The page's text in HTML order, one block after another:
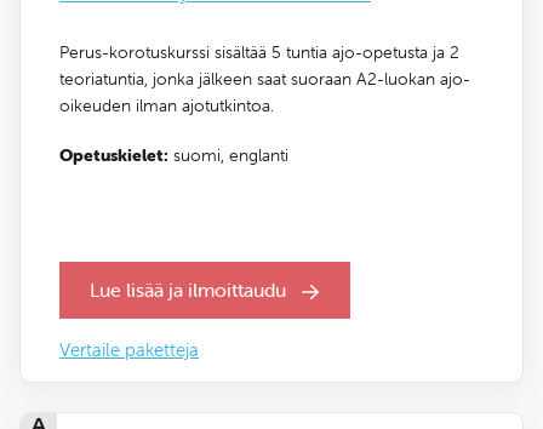
Perus-korotuskurssi sisältää 5 tuntia ajo-opetusta ja 2
teoriatuntia, jonka jälkeen saat suoraan A2-luokan ajo-
oikeuden ilman ajotutkintoa.
Opetuskielet: suomi, englanti
Lue lisää ja ilmoittaudu
Vertaile paketteja